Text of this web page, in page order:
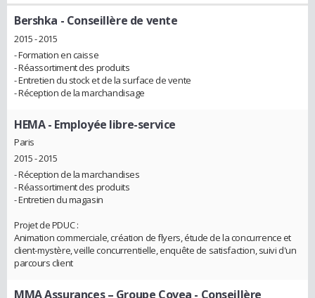
Bershka - Conseillère de vente
2015 - 2015
- Formation en caisse
- Réassortiment des produits
- Entretien du stock et de la surface de vente
- Réception de la marchandisage
HEMA- Employée libre-service
Paris
2015 - 2015
- Réception de la marchandises
- Réassortiment des produits
- Entretien du magasin
Projet de PDUC :
Animation commerciale, création de flyers, étude de la concurrence et
client-mystère, veille concurrentielle, enquête de satisfaction, suivi d'un
parcours client
MMA Assurances – Groupe Covea - Conseillère